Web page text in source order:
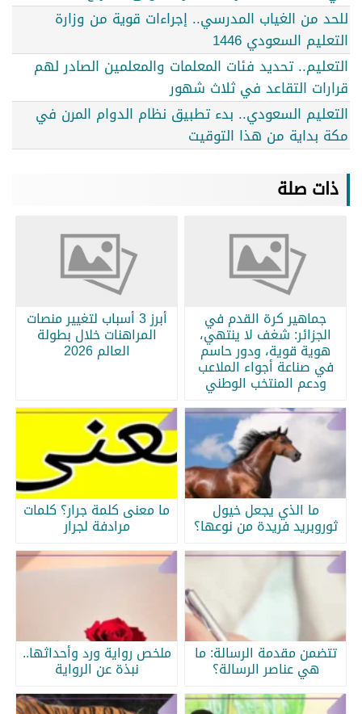
للحد من الغياب المدرسي.. إجراءات قوية من وزارة
التعليم السعودي 1446
التعليم.. تحديد فئات المعلمات والمعلمين الصادر لهم
قرارات التقاعد في ثلاث شهور
التعليم السعودي.. بدء تطبيق نظام الدوام المرن في
مكة بداية من هذا التوقيت
ذات صلة
جماهير كرة القدم في
الجزائر: شغف لا ينتهي،
هوية قوية، ودور حاسم
في صناعة أجواء الملاعب
ودعم المنتخب الوطني
أبرز 3 أسباب لتغيير منصات
المراهنات خلال بطولة
العالم 2026
ما الذي يجعل خيول
ثوروبريد فريدة من نوعها؟
ما معنى كلمة جرار؟ كلمات
مرادفة لجرار
تتضمن مقدمة الرسالة: ما
هي عناصر الرسالة؟
ملخص رواية ورد وأحداثها..
نبذة عن الرواية